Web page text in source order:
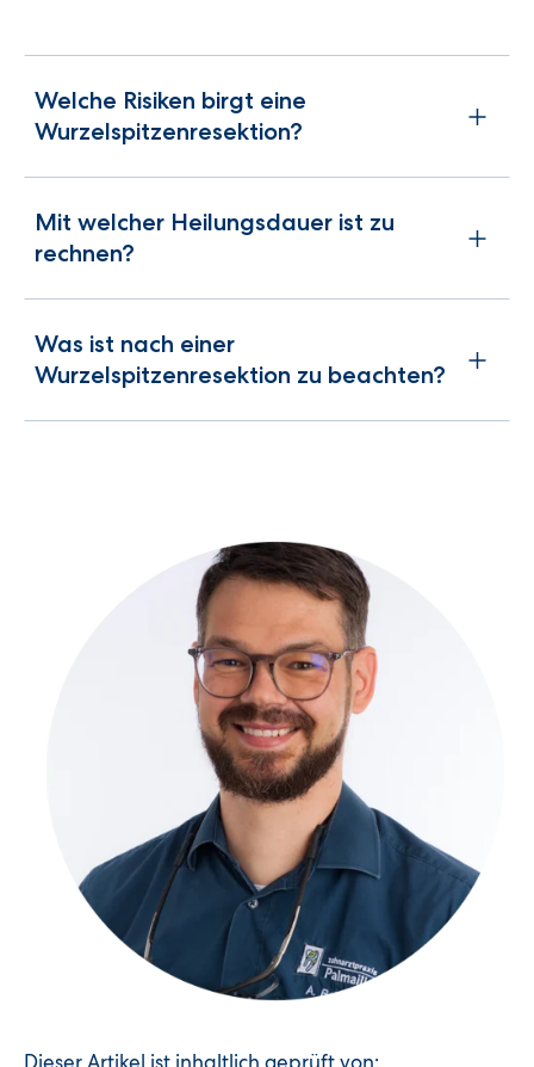
Welche Risiken birgt eine
Wurzelspitzenresektion?
Mit welcher Heilungsdauer ist zu
rechnen?
Was ist nach einer
Wurzelspitzenresektion zu beachten?
Dieser Artikel ist inhaltlich geprüft von: